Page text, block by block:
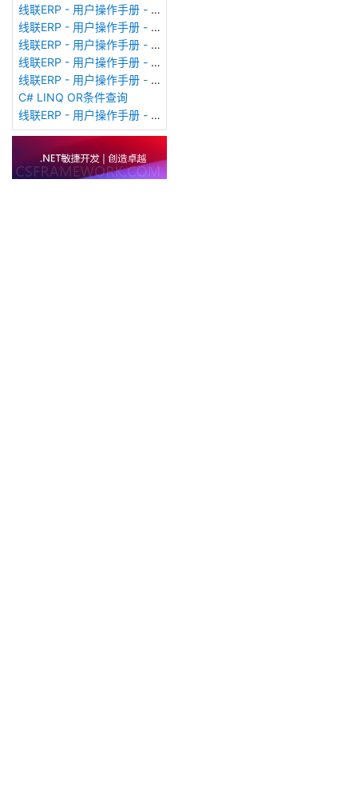
线联ERP - 用户操作手册 - MRP计划统筹
线联ERP - 用户操作手册 - 报价单（Quotation Order）
线联ERP - 用户操作手册 - 形式发票（Proforma Invoice）
线联ERP - 用户操作手册 - 销售订单（Sales Order）
线联ERP - 用户操作手册 - 客户费用登记表
C# LINQ OR条件查询
线联ERP - 用户操作手册 - 客户价格表